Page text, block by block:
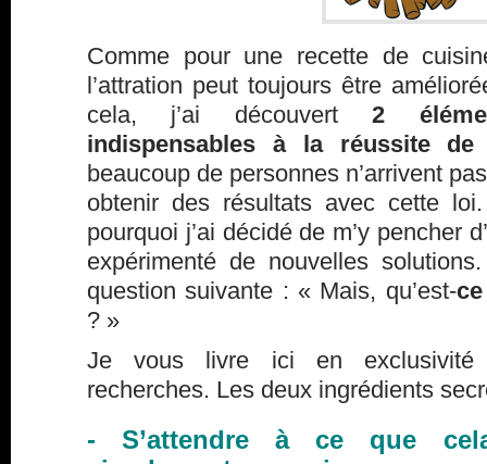
Comme pour une recette de
l’attration peut toujours être
cela, j’ai découvert2
indispensables à la réussite de
beaucoup de personnes n’arrivent
obtenir des résultats avec cette
pourquoi j’ai décidé de m’y pencher
expérimenté de nouvelles
question suivante : « Mais, qu’est-
? »
Je vous livre ici en
recherches. Les deux ingrédients
- S’attendre à ce que